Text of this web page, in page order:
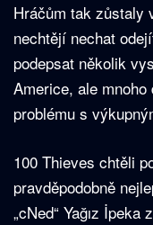
Hráčům tak zůstaly
nechtějí nechat
podepsat několik
Americe, ale
problému s
100 Thieves chtěli
pravděpodobně
„cNed“ Yağız